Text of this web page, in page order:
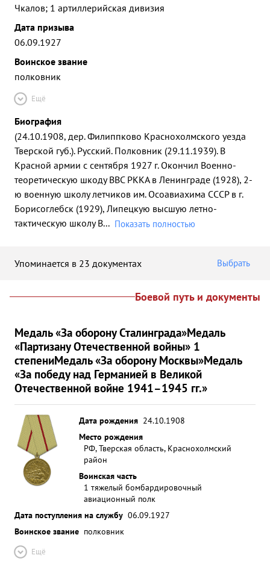
Чкалов; 1 артиллерийская дивизия
Дата призыва
06.09.1927
Воинское звание
полковник
Ещё
Биография
(24.10.1908, дер. Филиппково Краснохолмского уезда
Тверской губ.). Русский. Полковник (29.11.1939). В
Красной армии с сентября 1927 г. Окончил Военно-
теоретическую шкоду ВВС РККА в Ленинграде (1928), 2-
ю военную школу летчиков им. Осоавиахима СССР в г.
Борисоглебск (1929), Липецкую высшую летно-
тактическую школу В... Показать полностью
Упоминается в 23 документах Выбрать
Боевой путь и документы
Медаль «За оборону Сталинграда»Медаль
«Партизану Отечественной войны» 1
степениМедаль «За оборону Москвы»Медаль
«За победу над Германией в Великой
Отечественной войне 1941–1945 гг.»
Дата рождения 24.10.1908
Место рождения
РФ, Тверская область, Краснохолмский
район
Воинская часть
1 тяжелый бомбардировочный
авиационный полк
Дата поступления на службу 06.09.1927
Воинское звание полковник
Ещё